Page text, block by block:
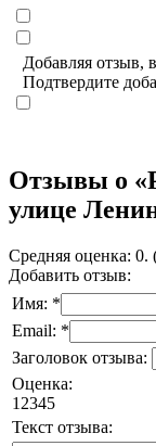
Добавляя отзыв,
Подтвердите
Отзывы о
улице
Средняя оценка: 0.
Добавить отзыв:
Имя: *
Email: *
Заголовок отзыва:
Оценка:
1 2345
Текст отзыва: